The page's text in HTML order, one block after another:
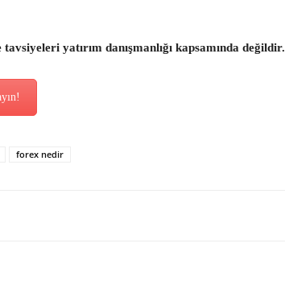
yatırım danışmanlığı kapsamında değildir.
forex nedir